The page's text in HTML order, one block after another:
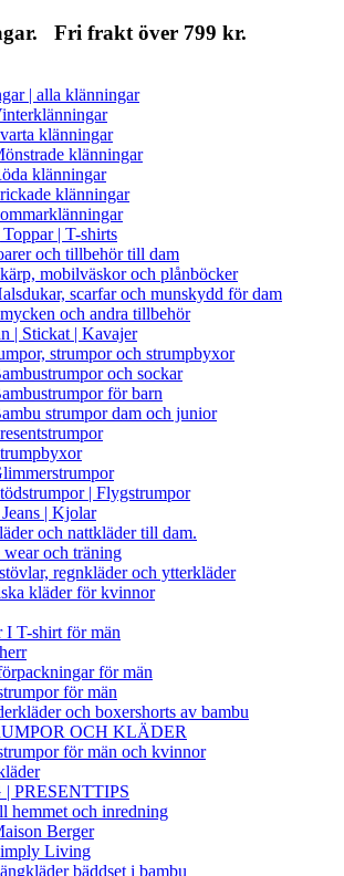
Fri frakt över 799 kr.
| alla klänningar
klänningar
klänningar
klänningar
klänningar
| T-shirts
och tillbehör till dam
mobilväskor och plånböcker
scarfar och munskydd för dam
och andra tillbehör
| Stickat | Kavajer
strumpor och strumpbyxor
och sockar
för barn
strumpor dam och junior
| Flygstrumpor
| Kjolar
och nattkläder till dam.
och träning
regnkläder och ytterkläder
kläder för kvinnor
I T-shirt för män
för män
för män
och boxershorts av bambu
OCH KLÄDER
för män och kvinnor
PRESENTTIPS
hemmet och inredning
Berger
Living
bäddset i bambu